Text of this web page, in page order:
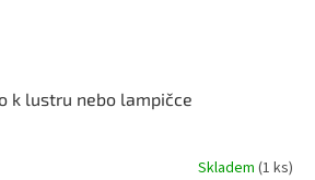
k lustru nebo lampičce
Skladem (1 ks)